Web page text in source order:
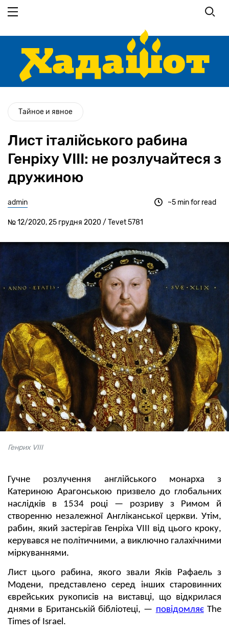
основного
Тайное и явное
Лист італійського рабина
Генріху VIII: не розлучайтеся з
дружиною
admin
№ 12/2020, 25 грудня 2020 / Tevet 5781
~5 min for read
Генрих VIII
Гучне розлучення англійського монарха з
Катериною Арагонською призвело до глобальних
наслідків в 1534 році — розриву з Римом й
створенню незалежної Англіканської церкви. Утім,
рабин, який застерігав Генріха VIII від цього кроку,
керувався не політичними, а виключно галахічними
міркуваннями.
Лист цього рабина, якого звали Яків Рафаель з
Модени, представлено серед інших старовинних
єврейських рукописів на виставці, що відкрилася
днями в Британській бібліотеці, — повідомляєThe
Times of Israel.